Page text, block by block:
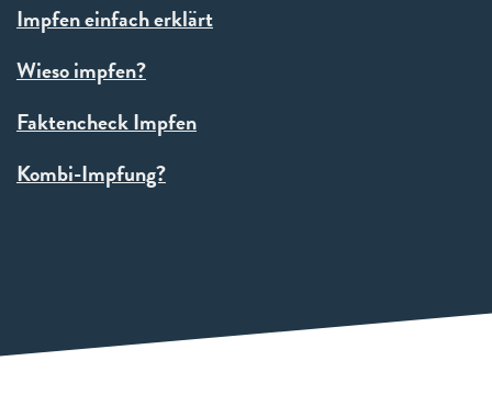
Impfen einfach erklärt
Wieso impfen?
Faktencheck Impfen
Kombi-Impfung?